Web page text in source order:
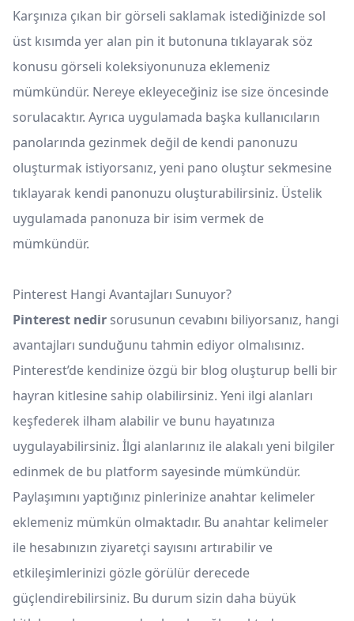
Karşınıza çıkan bir görseli saklamak istediğinizde sol
üst kısımda yer alan pin it butonuna tıklayarak söz
konusu görseli koleksiyonunuza eklemeniz
mümkündür. Nereye ekleyeceğiniz ise size öncesinde
sorulacaktır. Ayrıca uygulamada başka kullanıcıların
panolarında gezinmek değil de kendi panonuzu
oluşturmak istiyorsanız, yeni pano oluştur sekmesine
tıklayarak kendi panonuzu oluşturabilirsiniz. Üstelik
uygulamada panonuza bir isim vermek de
mümkündür.
Pinterest Hangi Avantajları Sunuyor?
Pinterest nedir sorusunun cevabını biliyorsanız, hangi
avantajları sunduğunu tahmin ediyor olmalısınız.
Pinterest’de kendinize özgü bir blog oluşturup belli bir
hayran kitlesine sahip olabilirsiniz. Yeni ilgi alanları
keşfederek ilham alabilir ve bunu hayatınıza
uygulayabilirsiniz. İlgi alanlarınız ile alakalı yeni bilgiler
edinmek de bu platform sayesinde mümkündür.
Paylaşımını yaptığınız pinlerinize anahtar kelimeler
eklemeniz mümkün olmaktadır. Bu anahtar kelimeler
ile hesabınızın ziyaretçi sayısını artırabilir ve
etkileşimlerinizi gözle görülür derecede
güçlendirebilirsiniz. Bu durum sizin daha büyük